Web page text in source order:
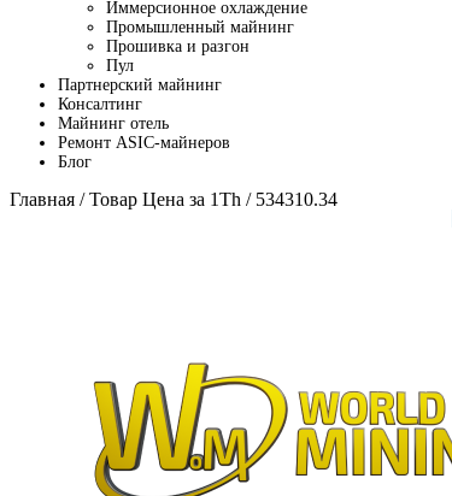
Иммерсионное охлаждение
Промышленный майнинг
Прошивка и разгон
Пул
Партнерский майнинг
Консалтинг
Майнинг отель
Ремонт ASIC-майнеров
Блог
Главная / Товар Цена за 1Th / 534310.34